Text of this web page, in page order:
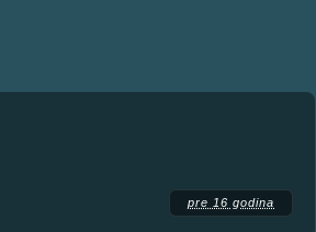
pre 16 godina